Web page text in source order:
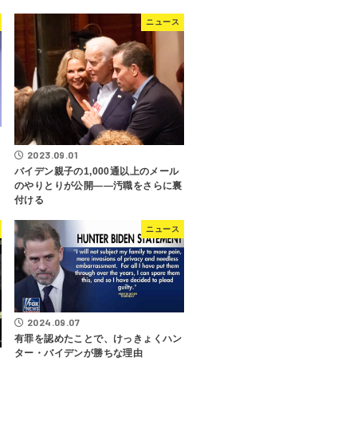
ニュース
2023.09.01
バイデン親子の1,000通以上のメール
のやりとりが公開――汚職をさらに裏
付ける
ニュース
2024.09.07
有罪を認めたことで、けっきょくハン
ター・バイデンが勝ちな理由